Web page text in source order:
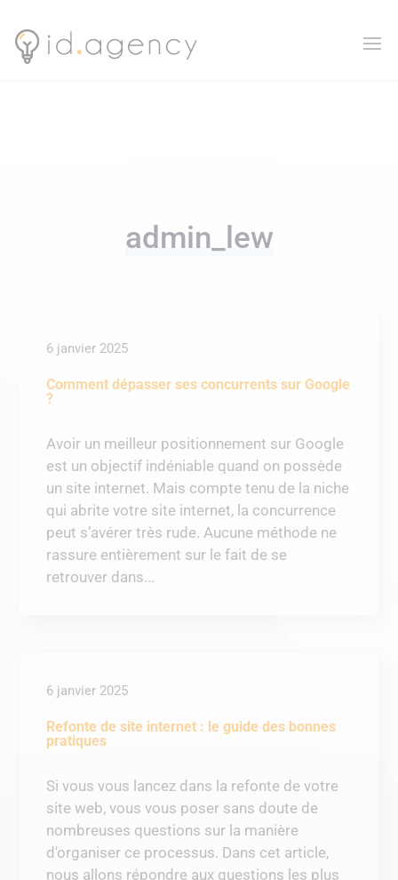
admin_lew
Comment dépasser ses concurrents sur Google
?
6 janvier 2025
Avoir un meilleur positionnement sur Google
est un objectif indéniable quand on possède
un site internet. Mais compte tenu de la niche
qui abrite votre site internet, la concurrence
peut s’avérer très rude. Aucune méthode ne
rassure entièrement sur le fait de se
retrouver dans...
Refonte de site internet : le guide des bonnes
pratiques
6 janvier 2025
Si vous vous lancez dans la refonte de votre
site web, vous vous poser sans doute de
nombreuses questions sur la manière
d'organiser ce processus. Dans cet article,
nous allons répondre aux questions les plus